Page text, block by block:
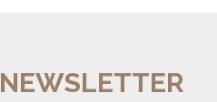
NEWSLETTER